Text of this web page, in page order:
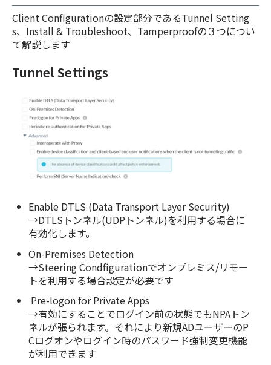
Client Configurationの設定部分であるTunnel Setting
s、Install & Troubleshoot、Tamperproofの３つについ
て解説します
Tunnel Settings
Enable DTLS (Data Transport Layer Security)
→DTLSトンネル(UDPトンネル)を利用する場合に
有効化します。
On-Premises Detection
→Steering Condfigurationでオンプレミス/リモー
トを利用する場合設定が必要です
Pre-logon for Private Apps
→有効にすることでログイン前の状態でもNPAトン
ネルが張られます。それにより新規ADユーザーのP
Cログオンやログイン時のパスワード強制変更機能
が利用できます